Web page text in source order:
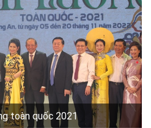
toàn quốc 2021